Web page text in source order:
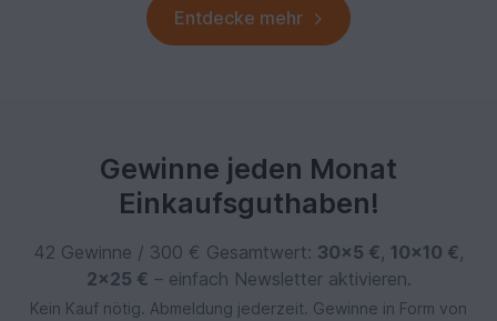
Entdecke mehr
Gewinne jeden Monat
Einkaufsguthaben!
42 Gewinne / 300 € Gesamtwert: 30×5 €, 10×10 €,
2×25 € – einfach Newsletter aktivieren.
Kein Kauf nötig. Abmeldung jederzeit. Gewinne in Form von